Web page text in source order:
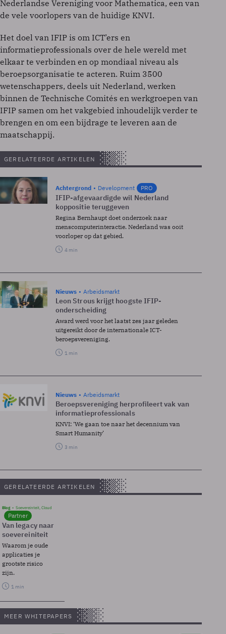
Nederlandse Vereniging voor Mathematica, een van
de vele voorlopers van de huidige KNVI.
Het doel van IFIP is om ICT’ers en
informatieprofessionals over de hele wereld met
elkaar te verbinden en op mondiaal niveau als
beroepsorganisatie te acteren. Ruim 3500
wetenschappers, deels uit Nederland, werken
binnen de Technische Comités en werkgroepen van
IFIP samen om het vakgebied inhoudelijk verder te
brengen en om een bijdrage te leveren aan de
maatschappij.
GERELATEERDE ARTIKELEN
Achtergrond Development PRO
IFIP-afgevaardigde wil Nederland
koppositie teruggeven
Regina Bernhaupt doet onderzoek naar
menscomputerinteractie. Nederland was ooit
voorloper op dat gebied.
4 min
Nieuws Arbeidsmarkt
Leon Strous krijgt hoogste IFIP-
onderscheiding
Award werd voor het laatst zes jaar geleden
uitgereikt door de internationale ICT-
beroepsvereniging.
1 min
Nieuws Arbeidsmarkt
Beroepsvereniging herprofileert vak van
informatieprofessionals
KNVI: ‘We gaan toe naar het decennium van
Smart Humanity’
3 min
GERELATEERDE ARTIKELEN
Blog Soevereinteit, Cloud
Partner
Van legacy naar
soevereiniteit
Waarom je oude
applicaties je
grootste risico
zijn.
1 min
MEER WHITEPAPERS